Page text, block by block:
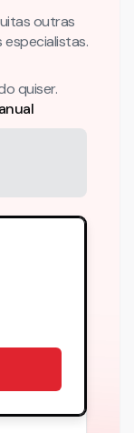
outras
quiser.